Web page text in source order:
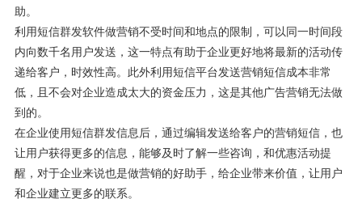
助。
利用短信群发软件做营销不受时间和地点的限制，可以同一时间段
内向数千名用户发送，这一特点有助于企业更好地将最新的活动传
递给客户，时效性高。此外利用短信平台发送营销短信成本非常
低，且不会对企业造成太大的资金压力，这是其他广告营销无法做
到的。
在企业使用短信群发信息后，通过编辑发送给客户的营销短信，也
让用户获得更多的信息，能够及时了解一些咨询，和优惠活动提
醒，对于企业来说也是做营销的好助手，给企业带来价值，让用户
和企业建立更多的联系。